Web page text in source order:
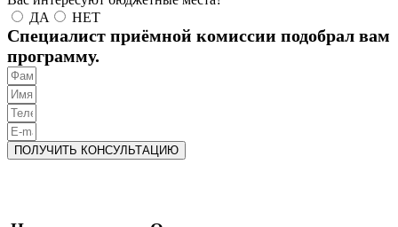
ДА
НЕТ
Специалист приёмной комиссии подобрал вам
программу.
ПОЛУЧИТЬ КОНСУЛЬТАЦИЮ